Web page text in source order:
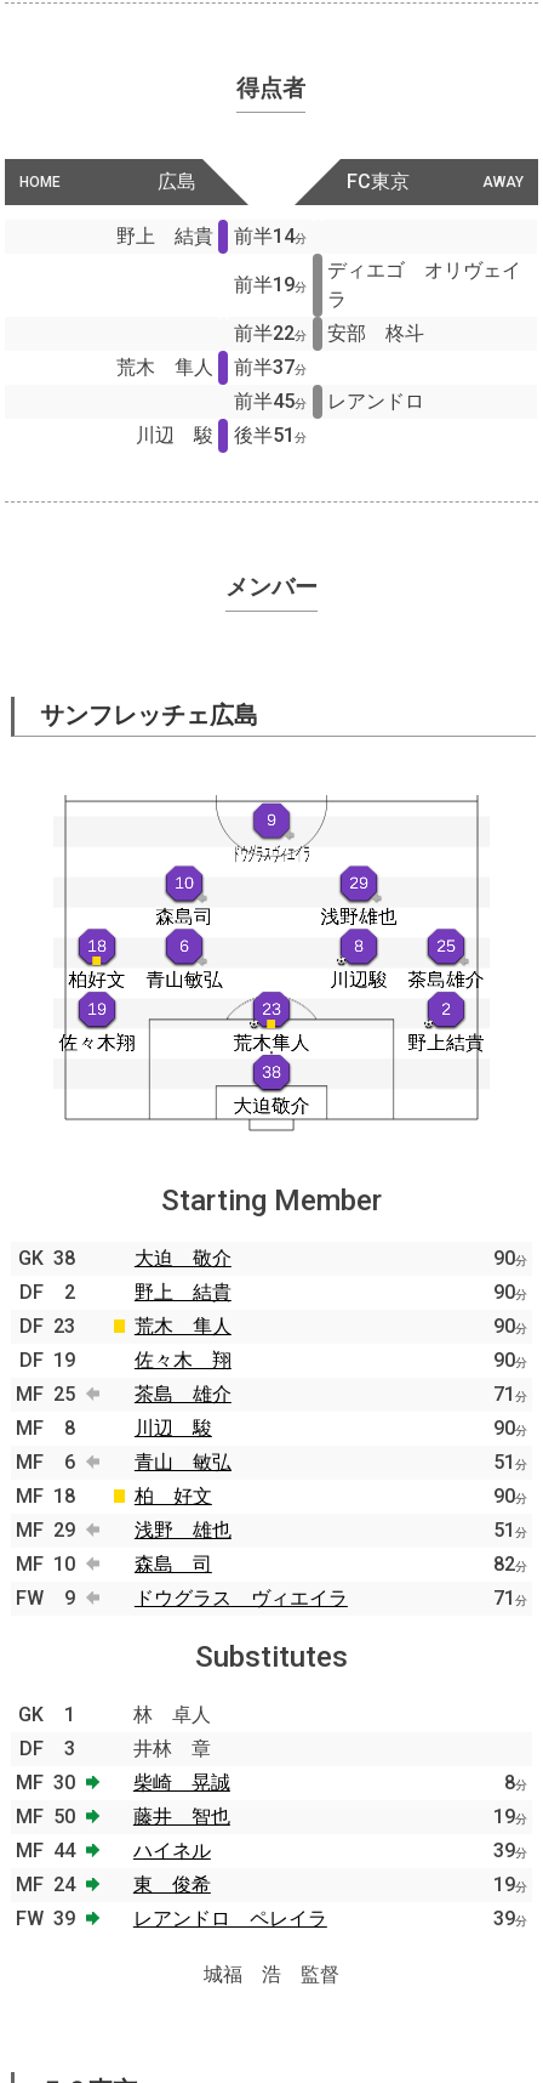
得点者
HOME 広島 AWAY
FC東京
野上 結貴 前半14分
前半19分
ディエゴ オリヴェイ
ラ
前半22分
安部 柊斗
荒木 隼人
前半37分
前半45分
レアンドロ
川辺 駿
後半51分
メンバー
サンフレッチェ広島
Starting Member
GK 38 大迫 敬介 90分
DF 2 野上 結貴 90分
DF 23 荒木 隼人 90分
DF 19 佐々木 翔 90分
MF 25 茶島 雄介 71 分
MF 8 川辺 駿 90分
MF 6 青山 敏弘 51 分
MF 18 柏 好文 90分
MF 29 浅野 雄也 51 分
MF 10 森島 司 82分
FW 9 ドウグラス ヴィエイラ 71 分
Substitutes
GK 1
林 卓人
DF
3
井林 章
MF 30 柴崎 晃誠 8分
MF 50 藤井 智也 19分
MF 44 ハイネル 39分
MF 24 東 俊希 19分
FW 39 レアンドロ ペレイラ 39分
城福 浩 監督